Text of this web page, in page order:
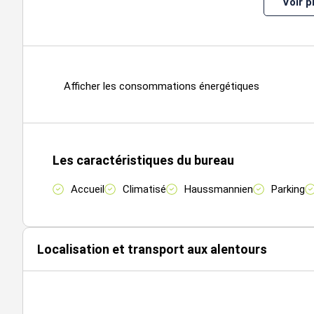
Au-delà de ses prestations intrinsèques, ce bien
la Presqu'île lyonnaise, dans un environnement à la
également un atout majeur, grâce à une desserte
Cette adresse emblématique conjugue ainsi visibilité,
rare de s'implanter durablement dans l'un des secteurs
Étage Type Surfaces Dispo
R+2 Bureaux 156,7 Après accord 330
Afficher les consommations énergétiques
Les caractéristiques du bureau
Accueil Climatisé Haussmannien Parking
Localisation et transport aux alentours